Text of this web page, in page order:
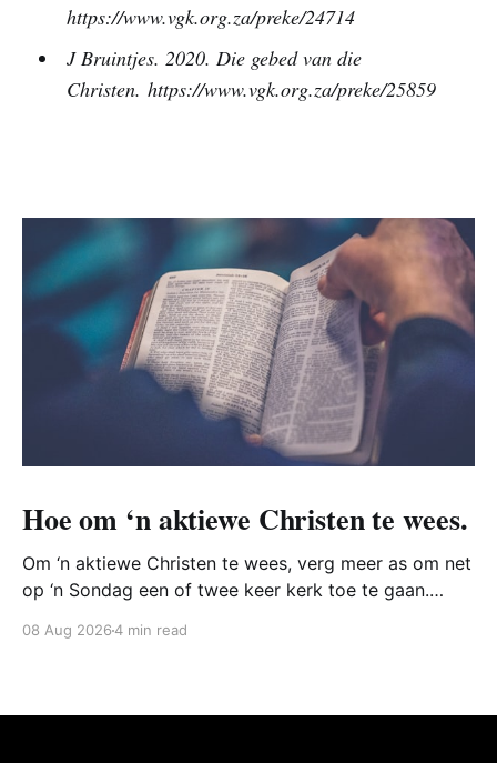
https://www.vgk.org.za/preke/24714
J Bruintjes. 2020. Die gebed van die
Christen. https://www.vgk.org.za/preke/25859
Hoe om ‘n aktiewe Christen te wees.
Om ‘n aktiewe Christen te wees, verg meer as om net
op ‘n Sondag een of twee keer kerk toe te gaan.
moet streef daarna om soos Christus te wees en
08 Aug 20264 min read